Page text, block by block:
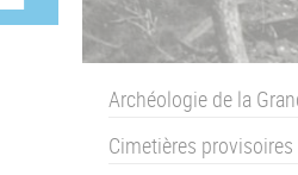
Archéologie de la
Cimetières provisoires